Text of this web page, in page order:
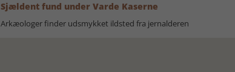
Sjældent fund under Varde Kaserne
Arkæologer finder udsmykket ildsted fra jernalderen